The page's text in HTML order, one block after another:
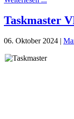
Taskmaster
06. Oktober 2024 |